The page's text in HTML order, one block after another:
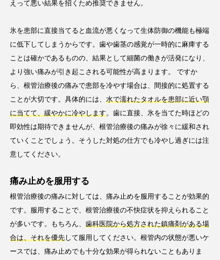
えって悪い結果を招くため推奨できません。
氷を患部に直接当てると血流が悪くなって生体防御の機能も極端
に低下してしまうからです。歯や歯茎の感覚が一時的に麻痺する
ことは確かであるものの、結果として細菌の働きが活発になり、
より強い痛みが引き起こされる可能性が高まります。 ですか
ら、根管治療後の痛みで患部を冷やす場合は、間接的に処置する
ことが大切です。具体的には、 水で濡れたタオルを患部に近い顎
に当てて、緩やかに冷やします 。歯に直接、氷を当てた時ほどの
即効性は期待できませんが、根管治療後の痛みが徐々に緩和され
ていくことでしょう。そうした対処の仕方でも冷やし過ぎには注
意してください。
痛み止めを服用する
根管治療後の痛みに対しては、痛み止めを服用することが効果的
です。服用することで、根管治療後の不快症状を抑えられること
が多いです。もちろん、 歯科医院から処方された鎮痛剤がある場
合は、それを優先 して服用してください。根管内の状態が悪いケ
ースでは、痛み止めでも十分な効果が得られないこともありま